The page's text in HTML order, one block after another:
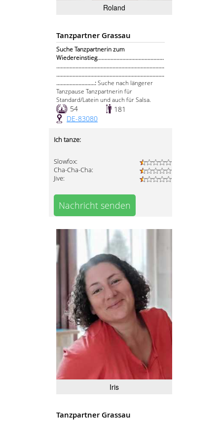
Roland
Tanzpartner Grassau
Suche Tanzpartnerin zum
Wiedereinstieg.............................................
.........................................................................
.........................................................................
..........................:Suche nach längerer
Tanzpause Tanzpartnerin für
Standard/Latein und auch für Salsa.
54
181
DE-83080
Ich tanze:
Slowfox:
Cha-Cha-Cha:
Jive:
Nachricht senden
Iris
Tanzpartner Grassau